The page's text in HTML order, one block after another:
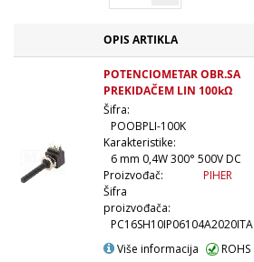
OPIS ARTIKLA
POTENCIOMETAR OBR.SA
PREKIDAČEM LIN 100kΩ
Šifra:
POOBPLI-100K
Karakteristike:
6 mm 0,4W 300° 500V DC
Proizvođač:
PIHER
Šifra
proizvođača:
PC16SH10IP06104A2020ITA
Više informacija
ROHS